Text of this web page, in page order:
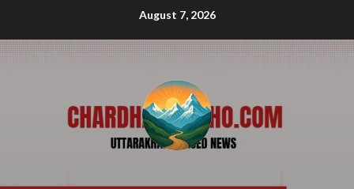
August 7, 2026